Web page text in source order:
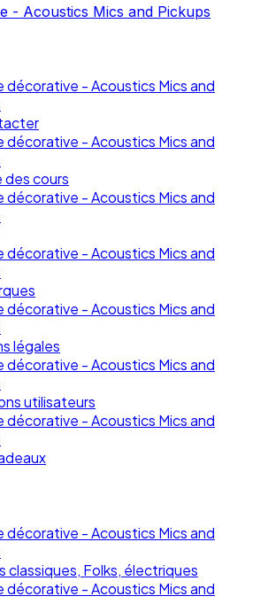
des cours
légales
utilisateurs
classiques, Folks, électriques